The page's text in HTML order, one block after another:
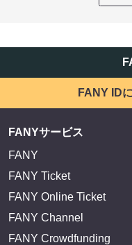
FANY ID
FANYサービス
FANY
FANY Ticket
FANY Online Ticket
FANY Channel
FANY Crowdfunding